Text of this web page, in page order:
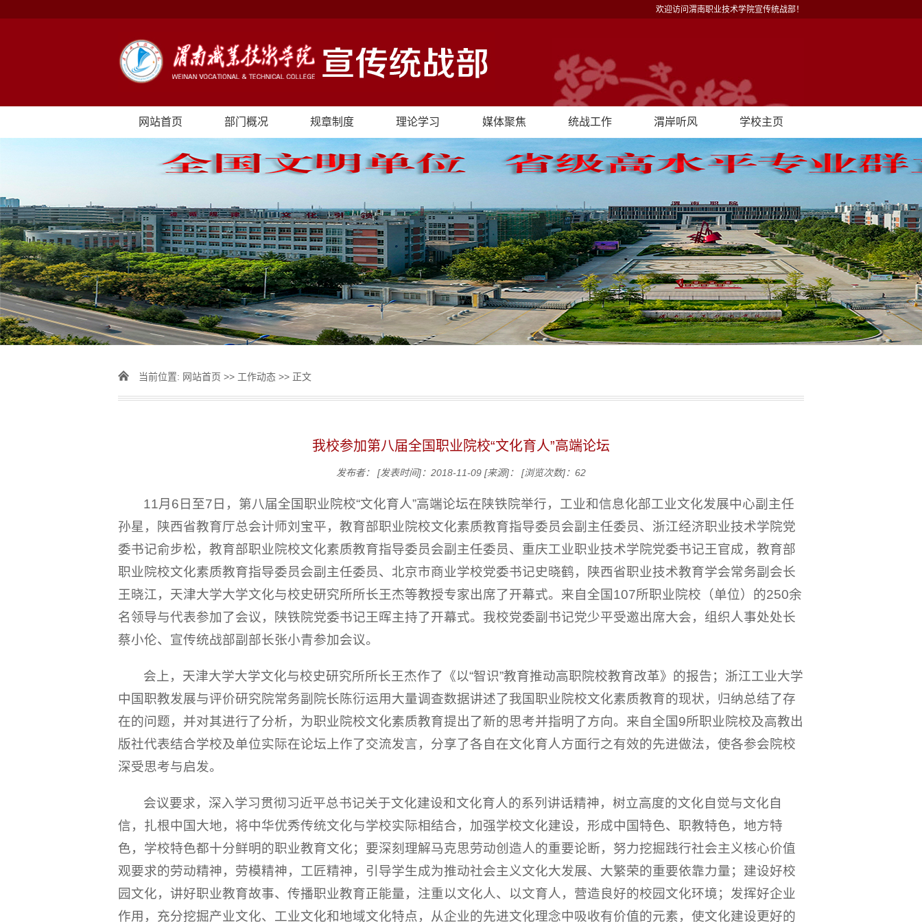
欢迎访问渭南职业技术学院宣传统战部！
网站首页 部门概况 规章制度 理论学习 媒体聚焦 统战工作 渭岸听风 学校主页
当前位置: 网站首页 >> 工作动态 >> 正文
我校参加第八届全国职业院校“文化育人”高端论坛
发布者： [发表时间]：2018-11-09 [来源]： [浏览次数]： 62
11月6日至7日，第八届全国职业院校“文化育人”高端论坛在陕铁院举行，工业和信息化部工业文化发展中心副主任
孙星，陕西省教育厅总会计师刘宝平，教育部职业院校文化素质教育指导委员会副主任委员、浙江经济职业技术学院党
委书记俞步松，教育部职业院校文化素质教育指导委员会副主任委员、重庆工业职业技术学院党委书记王官成，教育部
职业院校文化素质教育指导委员会副主任委员、北京市商业学校党委书记史晓鹤，陕西省职业技术教育学会常务副会长
王晓江，天津大学大学文化与校史研究所所长王杰等教授专家出席了开幕式。来自全国107所职业院校（单位）的250余
名领导与代表参加了会议，陕铁院党委书记王晖主持了开幕式。我校党委副书记党少平受邀出席大会，组织人事处处长
蔡小伦、宣传统战部副部长张小青参加会议。
会上，天津大学大学文化与校史研究所所长王杰作了《以“智识”教育推动高职院校教育改革》的报告；浙江工业大学
中国职教发展与评价研究院常务副院长陈衍运用大量调查数据讲述了我国职业院校文化素质教育的现状，归纳总结了存
在的问题，并对其进行了分析，为职业院校文化素质教育提出了新的思考并指明了方向。来自全国9所职业院校及高教出
版社代表结合学校及单位实际在论坛上作了交流发言，分享了各自在文化育人方面行之有效的先进做法，使各参会院校
深受思考与启发。
会议要求，深入学习贯彻习近平总书记关于文化建设和文化育人的系列讲话精神，树立高度的文化自觉与文化自
信，扎根中国大地，将中华优秀传统文化与学校实际相结合，加强学校文化建设，形成中国特色、职教特色，地方特
色，学校特色都十分鲜明的职业教育文化；要深刻理解马克思劳动创造人的重要论断，努力挖掘践行社会主义核心价值
观要求的劳动精神，劳模精神，工匠精神，引导学生成为推动社会主义文化大发展、大繁荣的重要依靠力量；建设好校
园文化，讲好职业教育故事、传播职业教育正能量，注重以文化人、以文育人，营造良好的校园文化环境；发挥好企业
作用，充分挖掘产业文化、工业文化和地域文化特点，从企业的先进文化理念中吸收有价值的元素，使文化建设更好的